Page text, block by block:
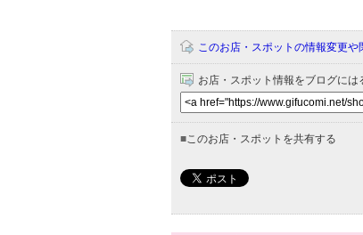
このお店・スポットの情報変更や
お店・スポット情報をブログには
■このお店・スポットを共有する